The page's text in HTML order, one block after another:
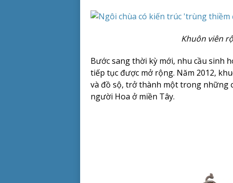
Khuôn viên
Bước sang thời kỳ mới, nhu cầu sinh
tiếp tục được mở rộng. Năm 2012,
và đồ sộ, trở thành một trong những
người Hoa ở miền Tây.